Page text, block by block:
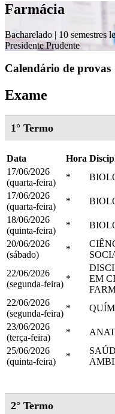
Farmácia
Bacharelado | 10 semestres
Presidente Prudente
Calendário de provas
Exame
1° Termo
Data Hora
17/06/2026
(quarta-feira)
*
17/06/2026
(quarta-feira)
*
18/06/2026
(quinta-feira)
*
20/06/2026
(sábado)
*
22/06/2026
(segunda-feira)
*
EM
22/06/2026
(segunda-feira)
*
23/06/2026
(terça-feira)
*
25/06/2026
(quinta-feira)
*
2° Termo